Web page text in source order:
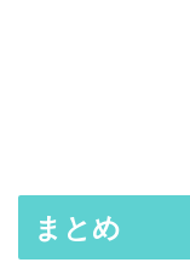
まとめ